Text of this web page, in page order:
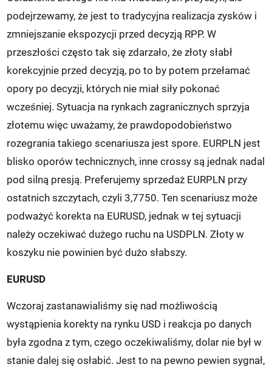
podejrzewamy, że jest to tradycyjna realizacja zysków i
zmniejszanie ekspozycji przed decyzją RPP. W
przeszłości często tak się zdarzało, że złoty słabł
korekcyjnie przed decyzją, po to by potem przełamać
opory po decyzji, których nie miał siły pokonać
wcześniej. Sytuacja na rynkach zagranicznych sprzyja
złotemu więc uważamy, że prawdopodobieństwo
rozegrania takiego scenariusza jest spore. EURPLN jest
blisko oporów technicznych, inne crossy są jednak nadal
pod silną presją. Preferujemy sprzedaż EURPLN przy
ostatnich szczytach, czyli 3,7750. Ten scenariusz może
podważyć korekta na EURUSD, jednak w tej sytuacji
należy oczekiwać dużego ruchu na USDPLN. Złoty w
koszyku nie powinien być dużo słabszy.
EURUSD
Wczoraj zastanawialiśmy się nad możliwością
wystąpienia korekty na rynku USD i reakcja po danych
była zgodna z tym, czego oczekiwaliśmy, dolar nie był w
stanie dalej się osłabić. Jest to na pewno pewien sygnał,